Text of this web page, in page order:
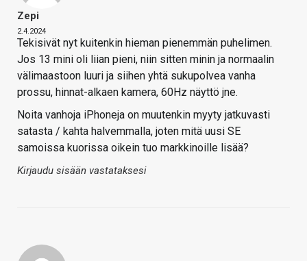
Zepi
2.4.2024
Tekisivät nyt kuitenkin hieman pienemmän puhelimen.
Jos 13 mini oli liian pieni, niin sitten minin ja normaalin
välimaastoon luuri ja siihen yhtä sukupolvea vanha
prossu, hinnat-alkaen kamera, 60Hz näyttö jne.
Noita vanhoja iPhoneja on muutenkin myyty jatkuvasti
satasta / kahta halvemmalla, joten mitä uusi SE
samoissa kuorissa oikein tuo markkinoille lisää?
Kirjaudu sisään vastataksesi